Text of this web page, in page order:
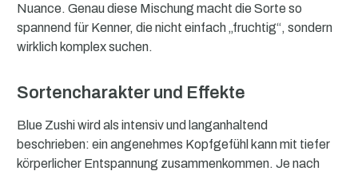
Nuance. Genau diese Mischung macht die Sorte so
spannend für Kenner, die nicht einfach „fruchtig“, sondern
wirklich komplex suchen.
Sortencharakter und Effekte
Blue Zushi wird als intensiv und langanhaltend
beschrieben: ein angenehmes Kopfgefühl kann mit tiefer
körperlicher Entspannung zusammenkommen. Je nach